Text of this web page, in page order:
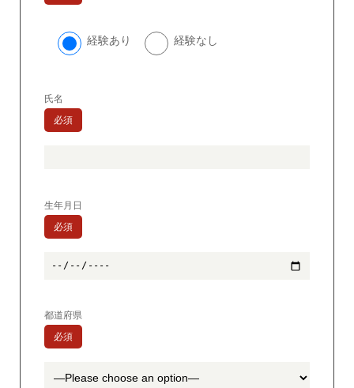
経験あり 経験なし
氏名
必須
生年月日
必須
都道府県
必須